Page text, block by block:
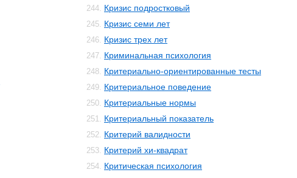
244. Кризис подростковый
245. Кризис семи лет
246. Кризис трех лет
247. Криминальная психология
248. Критериально-ориентированные тесты
249. Критериальное поведение
250. Критериальные нормы
251. Критериальный показатель
252. Критерий валидности
253. Критерий хи-квадрат
254. Критическая психология